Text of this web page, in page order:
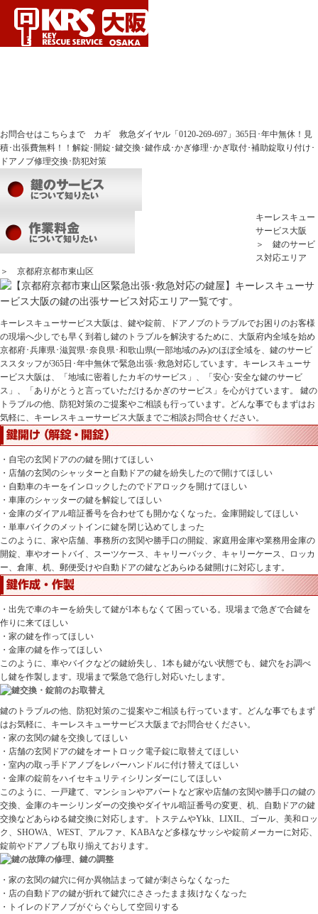
お問合せはこちらまで カギ 救急ダイヤル「0120-269-697」365日･年中無休！見
積･出張費無料！！解錠･開錠･鍵交換･鍵作成･かぎ修理･かぎ取付･補助錠取り付け･
ドアノブ修理交換･防犯対策
キーレスキュー
サービス大阪
＞ 鍵のサービ
ス対応エリア
＞ 京都府京都市東山区
キーレスキューサービス大阪は、鍵や錠前、ドアノブのトラブルでお困りのお客様
の現場へ少しでも早く到着し鍵のトラブルを解決するために、大阪府内全域を始め
京都府･兵庫県･滋賀県･奈良県･和歌山県(一部地域のみ)のほぼ全域を、鍵のサービ
ススタッフが365日･年中無休で緊急出張･救急対応しています。キーレスキューサ
ービス大阪は、「地域に密着したカギのサービス」、「安心･安全な鍵のサービ
ス」、「ありがとうと言っていただけるかぎのサービス」を心がけています。 鍵の
トラブルの他、防犯対策のご提案やご相談も行っています。どんな事でもまずはお
気軽に、キーレスキューサービス大阪までご相談お問合せください。
・自宅の玄関ドアのの鍵を開けてほしい
・店舗の玄関のシャッターと自動ドアの鍵を紛失したので開けてほしい
・自動車のキーをインロックしたのでドアロックを開けてほしい
・車庫のシャッターの鍵を解錠してほしい
・金庫のダイアル暗証番号を合わせても開かなくなった。金庫開錠してほしい
・単車バイクのメットインに鍵を閉じ込めてしまった
このように、家や店舗、事務所の玄関や勝手口の開錠、家庭用金庫や業務用金庫の
開錠、車やオートバイ、スーツケース、キャリーバック、キャリーケース、ロッカ
ー、倉庫、机、郵便受けや自動ドアの鍵などあらゆる鍵開けに対応します。
・出先で車のキーを紛失して鍵が1本もなくて困っている。現場まで急ぎで合鍵を
作りに来てほしい
・家の鍵を作ってほしい
・金庫の鍵を作ってほしい
このように、車やバイクなどの鍵紛失し、1本も鍵がない状態でも、鍵穴をお調べ
し鍵を作製します。現場まで緊急で急行し対応いたします。
鍵のトラブルの他、防犯対策のご提案やご相談も行っています。どんな事でもまず
はお気軽に、キーレスキューサービス大阪までお問合せください。
・家の玄関の鍵を交換してほしい
・店舗の玄関ドアの鍵をオートロック電子錠に取替えてほしい
・室内の取っ手ドアノブをレバーハンドルに付け替えてほしい
・金庫の錠前をハイセキュリティシリンダーにしてほしい
このように、一戸建て、マンションやアパートなど家や店舗の玄関や勝手口の鍵の
交換、金庫のキーシリンダーの交換やダイヤル暗証番号の変更、机、自動ドアの鍵
交換などあらゆる鍵交換に対応します。トステムやYkk、LIXIL、ゴール、美和ロッ
ク、SHOWA、WEST、アルファ、KABAなど多様なサッシや錠前メーカーに対応、
錠前やドアノブも取り揃えております。
・家の玄関の鍵穴に何か異物詰まって鍵が刺さらなくなった
・店の自動ドアの鍵が折れて鍵穴にささったまま抜けなくなった
・トイレのドアノブがぐらぐらして空回りする